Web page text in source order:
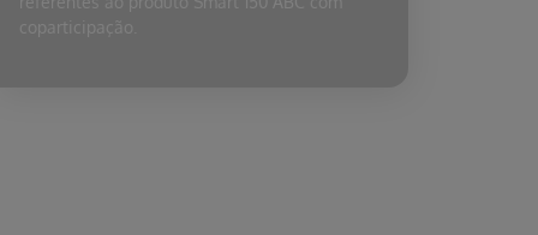
coparticipação.